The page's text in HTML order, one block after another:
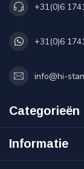
+31(0)6
+31(0)6
info@hi-
Categorieën
Informatie